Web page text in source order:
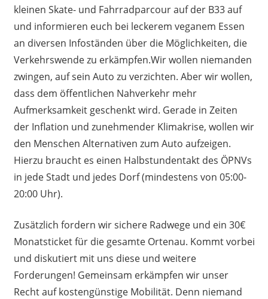
kleinen Skate- und Fahrradparcour auf der B33 auf
und informieren euch bei leckerem veganem Essen
an diversen Infoständen über die Möglichkeiten, die
Verkehrswende zu erkämpfen.Wir wollen niemanden
zwingen, auf sein Auto zu verzichten. Aber wir wollen,
dass dem öffentlichen Nahverkehr mehr
Aufmerksamkeit geschenkt wird. Gerade in Zeiten
der Inflation und zunehmender Klimakrise, wollen wir
den Menschen Alternativen zum Auto aufzeigen.
Hierzu braucht es einen Halbstundentakt des ÖPNVs
in jede Stadt und jedes Dorf (mindestens von 05:00-
20:00 Uhr).
Zusätzlich fordern wir sichere Radwege und ein 30€
Monatsticket für die gesamte Ortenau. Kommt vorbei
und diskutiert mit uns diese und weitere
Forderungen! Gemeinsam erkämpfen wir unser
Recht auf kostengünstige Mobilität. Denn niemand